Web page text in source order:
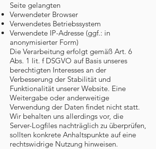
Seite gelangten
Verwendeter Browser
Verwendetes Betriebssystem
Verwendete IP-Adresse (ggf.: in
anonymisierter Form)
Die Verarbeitung erfolgt gemäß Art. 6
Abs. 1 lit. f DSGVO auf Basis unseres
berechtigten Interesses an der
Verbesserung der Stabilität und
Funktionalität unserer Website. Eine
Weitergabe oder anderweitige
Verwendung der Daten findet nicht statt.
Wir behalten uns allerdings vor, die
Server-Logfiles nachträglich zu überprüfen,
sollten konkrete Anhaltspunkte auf eine
rechtswidrige Nutzung hinweisen.